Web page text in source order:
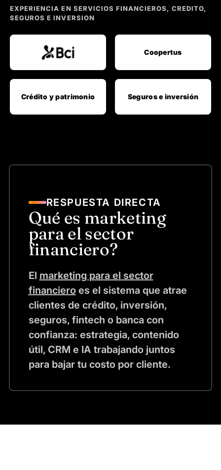
EXPERIENCIA EN SERVICIOS FINANCIEROS, CREDITO,
SEGUROS E INVERSION
Coopertus
Crédito y patrimonio Seguros e inversión
RESPUESTA DIRECTA
Qué es marketing
para el sector
financiero?
El marketing para el sector
financieroes el sistema que atrae
clientes de crédito, inversión,
seguros, fintech o banca con
confianza: estrategia, contenido
útil, CRM e IA trabajando juntos
para bajar tu costo por cliente.